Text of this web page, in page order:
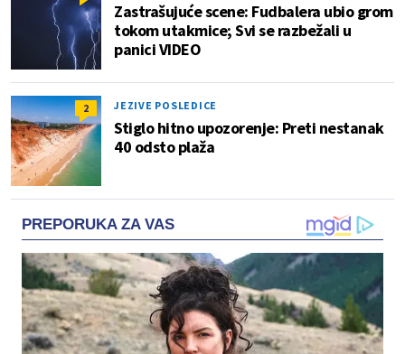
Zastrašujuće scene: Fudbalera ubio grom
tokom utakmice; Svi se razbežali u
panici VIDEO
2 JEZIVE POSLEDICE
Stiglo hitno upozorenje: Preti nestanak
40 odsto plaža
PREPORUKA ZA VAS